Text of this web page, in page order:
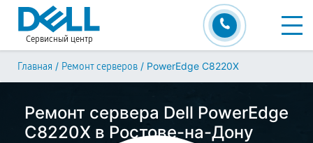
Сервисный центр
Главная / Ремонт серверов / PowerEdge C8220X
Ремонт сервера Dell PowerEdge
C8220X в Ростове-на-Дону